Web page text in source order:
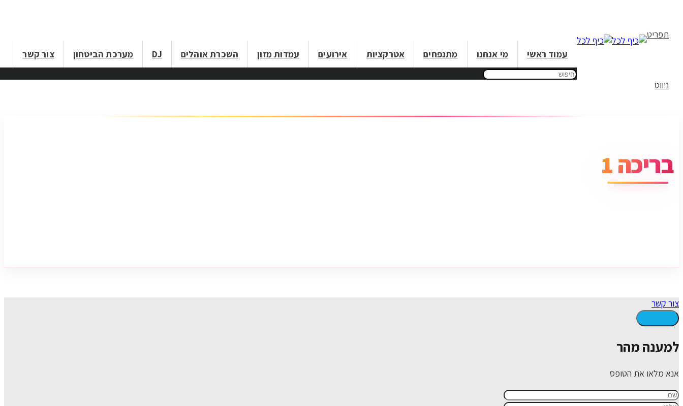
עמוד ראשי מי אנחנו מתנפחים אטרקציות אירועים עמדות מזון השכרת אוהלים DJ מערכת הביטחון צור קשר
תפריט
ניווט
בריכה 1
צור קשר
למענה מהר
אנא מלאו את הטופס